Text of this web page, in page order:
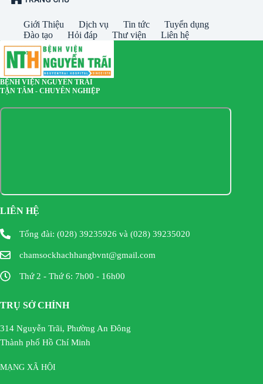
Giới Thiệu Dịch vụ Tin tức
Tuyển dụng
Đào tạo
Hỏi đáp Thư viện Liên hệ
BỆNH VIỆN NGUYỄN TRÃI
TẬN TÂM - CHUYÊN NGHIỆP
LIÊN HỆ
Tổng đài: (028) 39235926 và (028) 39235020
chamsockhachhangbvnt@gmail.com
Thứ 2 - Thứ 6: 7h00 - 16h00
TRỤ SỞ CHÍNH
314 Nguyễn Trãi, Phường An Đông
Thành phố Hồ Chí Minh
MẠNG XÃ HỘI